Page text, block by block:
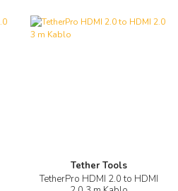
Tether Tools
TetherPro HDMI 2.0 to HDMI